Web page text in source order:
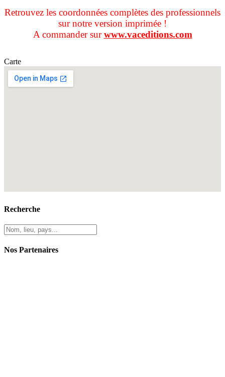
Retrouvez les coordonnées complètes des professionnels
sur notre version imprimée !
A commander surwww.vaceditions.com
Carte
Recherche
Nos Partenaires